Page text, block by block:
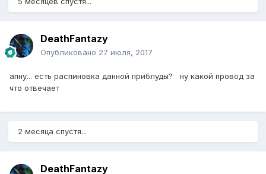
DeathFantazy
Опубликовано 27 июля, 2017
апну... есть распиновка данной приблуды? ну какой провод за
что отвечает
2 месяца спустя...
DeathFantazy